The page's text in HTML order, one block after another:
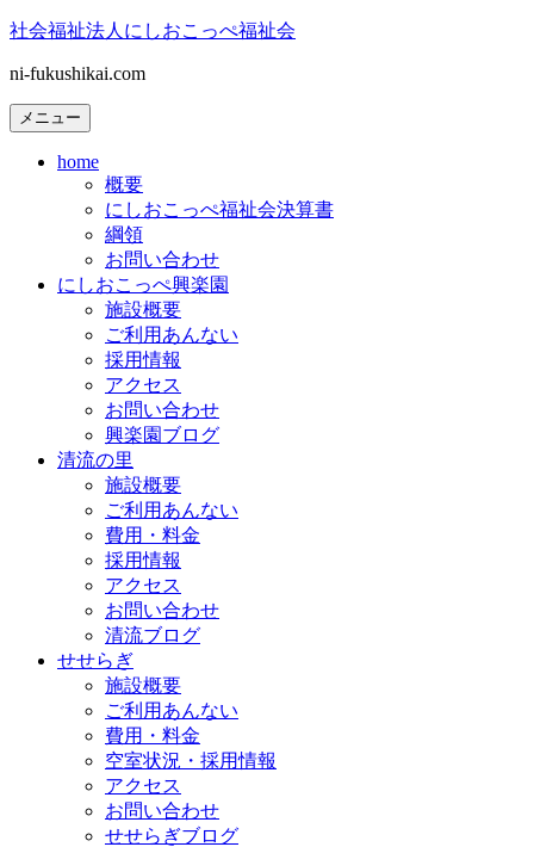
コ
テ
ン
ツ
社会福祉法人にしおこっぺ福祉会
ni-fukushikai.com
メニュー
home
概要
にしおこっぺ福祉会決算書
綱領
お問い合わせ
にしおこっぺ興楽園
施設概要
ご利用あんない
採用情報
アクセス
お問い合わせ
興楽園ブログ
清流の里
施設概要
ご利用あんない
費用・料金
採用情報
アクセス
お問い合わせ
清流ブログ
せせらぎ
施設概要
ご利用あんない
費用・料金
空室状況・採用情報
アクセス
お問い合わせ
せせらぎブログ